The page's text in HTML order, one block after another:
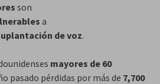
son
a
de voz.
mayores de 60
pasado pérdidas por más de 7,700